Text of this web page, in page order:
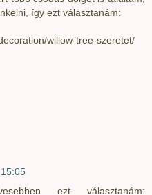
így ezt választanám:
willow-tree-szeretet/
ezt választanám: